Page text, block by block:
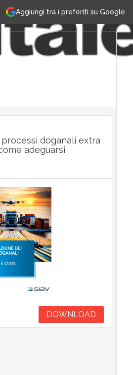
Aggiungi tra i preferiti su Google
doganali extra
adeguarsi
DOWNLOAD